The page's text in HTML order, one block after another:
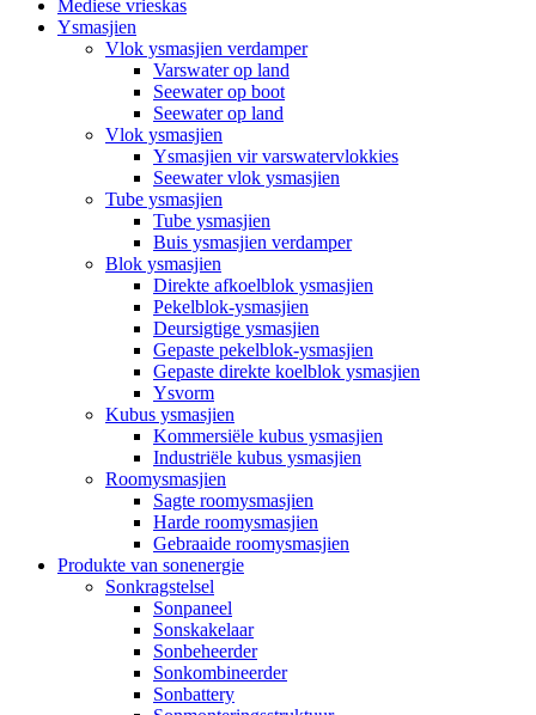
Mediese vrieskas
Ysmasjien
Vlok ysmasjien verdamper
Varswater op land
Seewater op boot
Seewater op land
Vlok ysmasjien
Ysmasjien vir varswatervlokkies
Seewater vlok ysmasjien
Tube ysmasjien
Tube ysmasjien
Buis ysmasjien verdamper
Blok ysmasjien
Direkte afkoelblok ysmasjien
Pekelblok-ysmasjien
Deursigtige ysmasjien
Gepaste pekelblok-ysmasjien
Gepaste direkte koelblok ysmasjien
Ysvorm
Kubus ysmasjien
Kommersiële kubus ysmasjien
Industriële kubus ysmasjien
Roomysmasjien
Sagte roomysmasjien
Harde roomysmasjien
Gebraaide roomysmasjien
Produkte van sonenergie
Sonkragstelsel
Sonpaneel
Sonskakelaar
Sonbeheerder
Sonkombineerder
Sonbattery